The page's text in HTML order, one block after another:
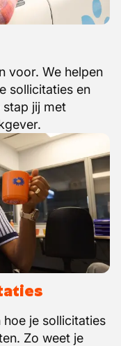
voor. We helpen
sollicitaties en
jij met
je sollicitaties
Zo weet je